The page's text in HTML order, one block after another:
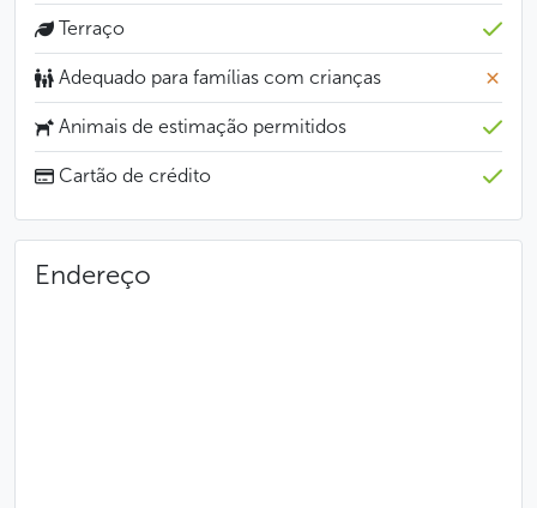
Terraço
Adequado para famílias com crianças
Animais de estimação permitidos
Cartão de crédito
Endereço